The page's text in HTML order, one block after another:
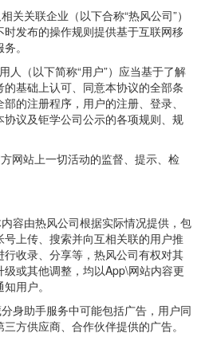
关关联企业（以下合称“热风公司”）
发布的操作规则提供基于互联网移
。
人（以下简称“用户”）应当基于了解
基础上认可、同意本协议的全部条
的注册程序，用户的注册、登录、
议及钜学公司公示的各项规则、规
网站上一切活动的监督、提示、检
容由热风公司根据实际情况提供，包
上传、搜索并向互相关联的用户推
收录、分享等，热风公司有权对其
或其他调整，均以App\网站内容更
用户。
身助手服务中可能包括广告，用户同
方供应商、合作伙伴提供的广告。